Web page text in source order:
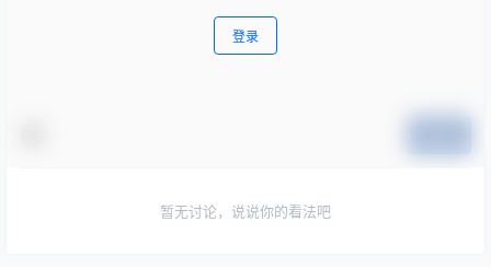
登录
暂无讨论，说说你的看法吧